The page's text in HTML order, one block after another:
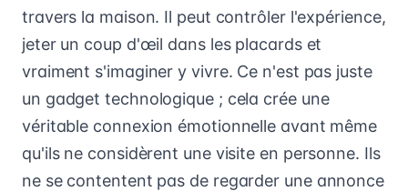
travers la maison. Il peut contrôler l'expérience,
jeter un coup d'œil dans les placards et
vraiment s'imaginer y vivre. Ce n'est pas juste
un gadget technologique ; cela crée une
véritable connexion émotionnelle avant même
qu'ils ne considèrent une visite en personne. Ils
ne se contentent pas de regarder une annonce